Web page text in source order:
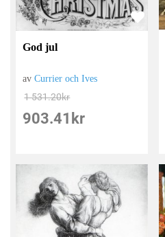
God jul
avCurrier och Ives
1 531.20kr
903.41 kr